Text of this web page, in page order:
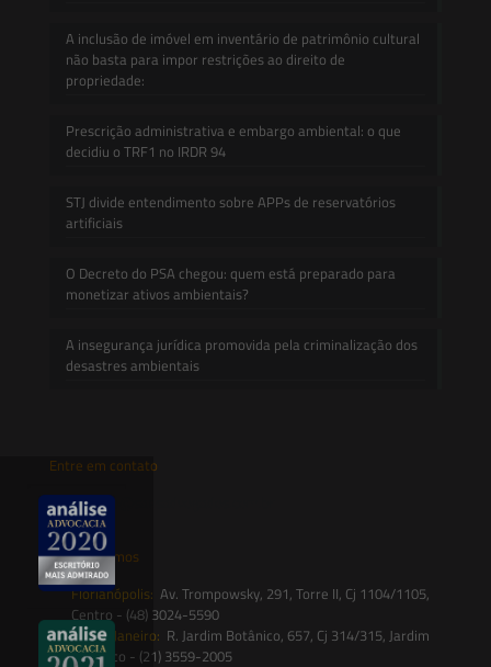
A inclusão de imóvel em inventário de patrimônio cultural
não basta para impor restrições ao direito de
propriedade:
Prescrição administrativa e embargo ambiental: o que
decidiu o TRF1 no IRDR 94
STJ divide entendimento sobre APPs de reservatórios
artificiais
O Decreto do PSA chegou: quem está preparado para
monetizar ativos ambientais?
A insegurança jurídica promovida pela criminalização dos
desastres ambientais
Entre em contato
contato@saesadvogados.com.br
Onde estamos
Florianópolis: Av. Trompowsky, 291, Torre II, Cj 1104/1105,
Centro - (48) 3024-5590
Rio de Janeiro: R. Jardim Botânico, 657, Cj 314/315, Jardim
Botânico - (21) 3559-2005